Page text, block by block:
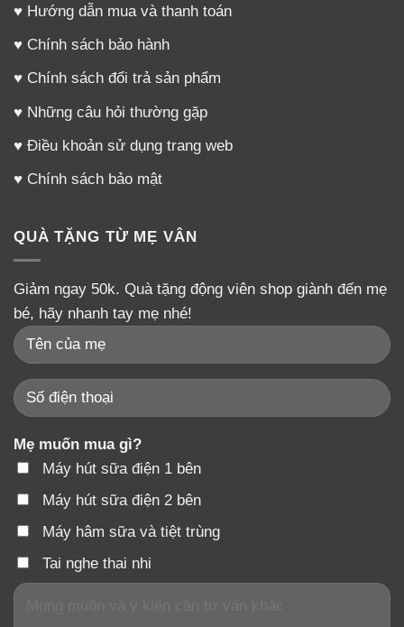
♥ Hướng dẫn mua và thanh toán
♥ Chính sách bảo hành
♥ Chính sách đổi trả sản phẩm
♥ Những câu hỏi thường gặp
♥ Điều khoản sử dụng trang web
♥ Chính sách bảo mật
QUÀ TẶNG TỪ MẸ VÂN
Giảm ngay 50k. Quà tặng động viên shop giành đến mẹ
bé, hãy nhanh tay mẹ nhé!
Mẹ muốn mua gì?
Máy hút sữa điện 1 bên
Máy hút sữa điện 2 bên
Máy hâm sữa và tiệt trùng
Tai nghe thai nhi